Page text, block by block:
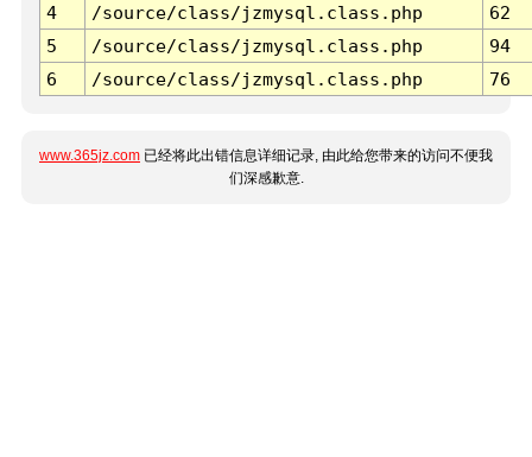
4
/source/class/jzmysql.class.php
62
5
/source/class/jzmysql.class.php
94
6
/source/class/jzmysql.class.php 76
www.365jz.com 已经将此出错信息详细记录, 由此给您带来的访问不便我
们深感歉意.